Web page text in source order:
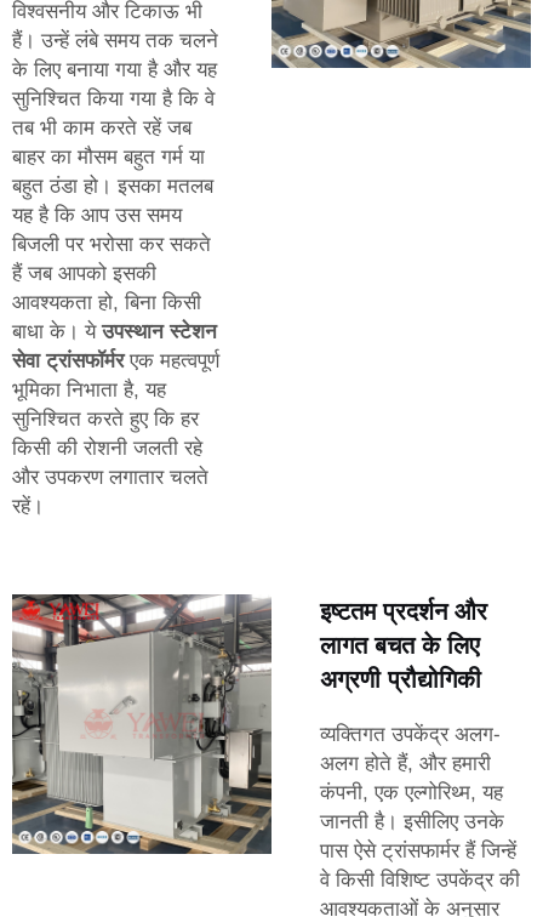
विश्वसनीय और टिकाऊ भी
हैं। उन्हें लंबे समय तक चलने
के लिए बनाया गया है और यह
सुनिश्चित किया गया है कि वे
तब भी काम करते रहें जब
बाहर का मौसम बहुत गर्म या
बहुत ठंडा हो। इसका मतलब
यह है कि आप उस समय
बिजली पर भरोसा कर सकते
हैं जब आपको इसकी
आवश्यकता हो, बिना किसी
बाधा के। येउपस्थान स्टेशन
सेवा ट्रांसफॉर्मरएक महत्वपूर्ण
भूमिका निभाता है, यह
सुनिश्चित करते हुए कि हर
किसी की रोशनी जलती रहे
और उपकरण लगातार चलते
रहें।
इष्टतम प्रदर्शन और
लागत बचत के लिए
अग्रणी प्रौद्योगिकी
व्यक्तिगत उपकेंद्र अलग-
अलग होते हैं, और हमारी
कंपनी, एक एल्गोरिथ्म, यह
जानती है। इसीलिए उनके
पास ऐसे ट्रांसफार्मर हैं जिन्हें
वे किसी विशिष्ट उपकेंद्र की
आवश्यकताओं के अनुसार